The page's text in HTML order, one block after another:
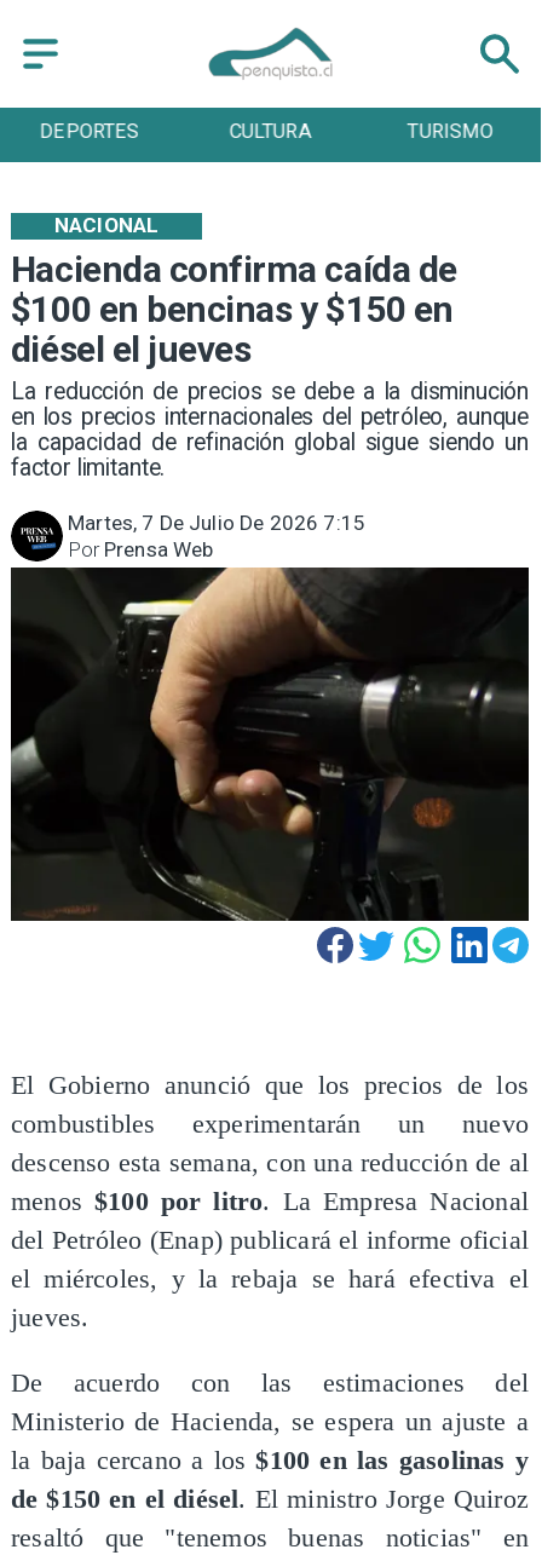
DEPORTES CULTURA TURISMO
Hacienda confirma caída de
$100 en bencinas y $150 en
diésel el jueves
La reducción de precios se debe a la disminución
en los precios internacionales del petróleo, aunque
la capacidad de refinación global sigue siendo un
factor limitante.
NACIONAL
Martes, 7 De Julio De 2026 7:15
Prensa Web
Por
El Gobierno anunció que los precios de los
combustibles experimentarán un nuevo
descenso esta semana, con una reducción de al
menos $100 por litro. La Empresa Nacional
del Petróleo (Enap) publicará el informe oficial
el miércoles, y la rebaja se hará efectiva el
jueves.
De acuerdo con las estimaciones del
Ministerio de Hacienda, se espera un ajuste a
la baja cercano a los$100 en las gasolinas y
de $150 en el diésel. El ministro Jorge Quiroz
resaltó que "tenemos buenas noticias" en